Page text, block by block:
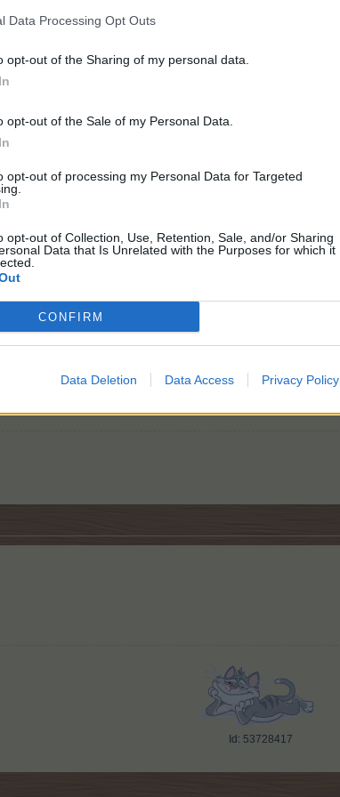
Data Processing Opt Outs
opt-out of the Sharing of my personal data.
opt-out of the Sale of my Personal Data.
opt-out of processing my Personal Data for Targeted
opt-out of Collection, Use, Retention, Sale, and/or Sharing
Data that Is Unrelated with the Purposes for which it
CONFIRM
Data Deletion Data Access Privacy Policy
Id: 53728417 ​